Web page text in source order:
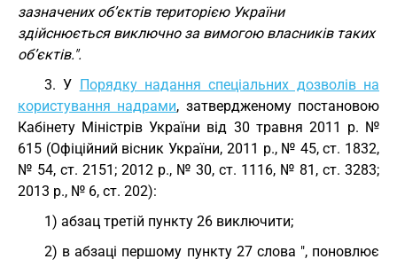
зазначених об’єктів територією України
здійснюється виключно за вимогою власників таких
об’єктів.".
3. У Порядку надання спеціальних дозволів на
користування надрами, затвердженому постановою
Кабінету Міністрів України від 30 травня 2011 р. №
615 (Офіційний вісник України, 2011 р., № 45, ст. 1832,
№ 54, ст. 2151; 2012 р., № 30, ст. 1116, № 81, ст. 3283;
2013 р., № 6, ст. 202):
1) абзац третій пункту 26 виключити;
2) в абзаці першому пункту 27 слова ", поновлює